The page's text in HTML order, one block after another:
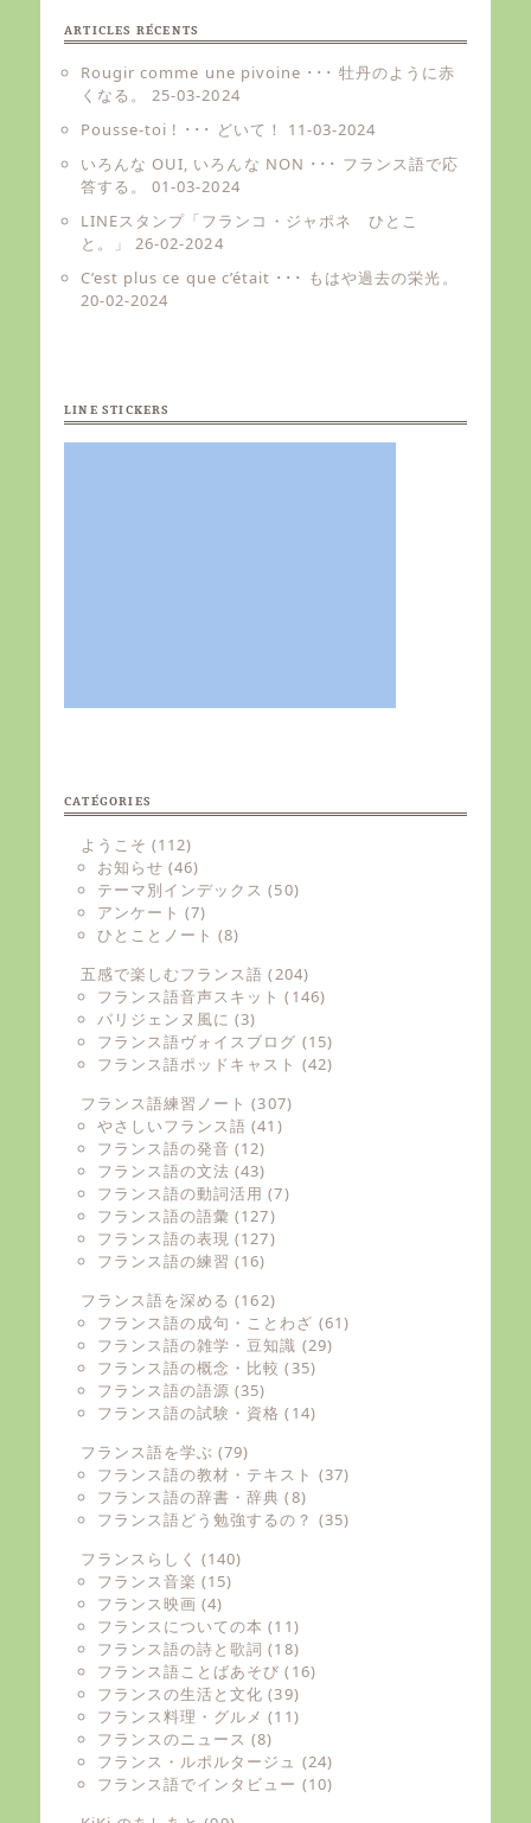
ARTICLES RÉCENTS
Rougir comme une pivoine ･･･ 牡丹のように赤
くなる。
25-03-2024
Pousse-toi ! ･･･ どいて！
11-03-2024
いろんな OUI, いろんな NON ･･･ フランス語で応
答する。
01-03-2024
LINEスタンプ「フランコ・ジャポネ ひとこ
と。」
26-02-2024
C’est plus ce que c’était ･･･ もはや過去の栄光。
20-02-2024
LINE STICKERS
CATÉGORIES
ようこそ (112)
お知らせ (46)
テーマ別インデックス (50)
アンケート (7)
ひとことノート (8)
五感で楽しむフランス語 (204)
フランス語音声スキット (146)
パリジェンヌ風に (3)
フランス語ヴォイスブログ (15)
フランス語ポッドキャスト (42)
フランス語練習ノート (307)
やさしいフランス語 (41)
フランス語の発音 (12)
フランス語の文法 (43)
フランス語の動詞活用 (7)
フランス語の語彙 (127)
フランス語の表現 (127)
フランス語の練習 (16)
フランス語を深める (162)
フランス語の成句・ことわざ (61)
フランス語の雑学・豆知識 (29)
フランス語の概念・比較 (35)
フランス語の語源 (35)
フランス語の試験・資格 (14)
フランス語を学ぶ (79)
フランス語の教材・テキスト (37)
フランス語の辞書・辞典 (8)
フランス語どう勉強するの？ (35)
フランスらしく (140)
フランス音楽 (15)
フランス映画 (4)
フランスについての本 (11)
フランス語の詩と歌詞 (18)
フランス語ことばあそび (16)
フランスの生活と文化 (39)
フランス料理・グルメ (11)
フランスのニュース (8)
フランス・ルポルタージュ (24)
フランス語でインタビュー (10)